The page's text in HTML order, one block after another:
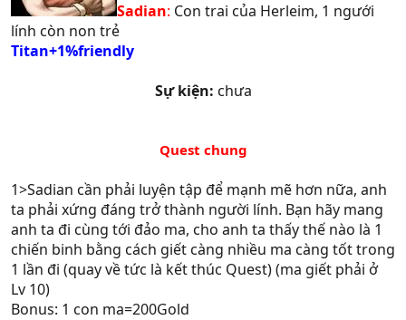
Sadian: Con trai của Herleim, 1 ngưới
lính còn non trẻ
Titan+1%friendly
Sự kiện: chưa
Quest chung​
1>Sadian cần phải luyện tập để mạnh mẽ hơn nữa, anh
ta phải xứng đáng trở thành người lính. Bạn hãy mang
anh ta đi cùng tới đảo ma, cho anh ta thấy thế nào là 1
chiến binh bằng cách giết càng nhiều ma càng tốt trong
1 lần đi (quay về tức là kết thúc Quest) (ma giết phải ở
Lv 10)
Bonus: 1 con ma=200Gold